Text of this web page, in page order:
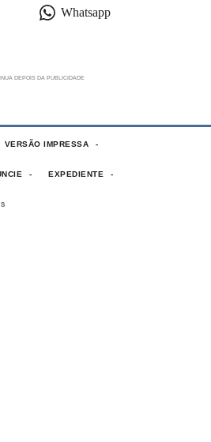
Whatsapp
VERSÃO IMPRESSA
EXPEDIENTE